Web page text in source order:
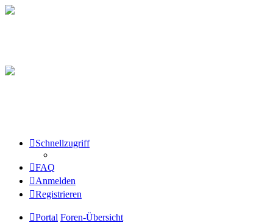
Schnellzugriff
FAQ
Anmelden
Registrieren
Portal Foren-Übersicht